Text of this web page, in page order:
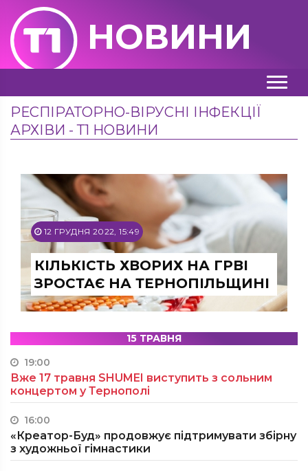
НОВИНИ
РЕСПІРАТОРНО-ВІРУСНІ ІНФЕКЦІЇ
АРХІВИ - Т1 НОВИНИ
12 ГРУДНЯ 2022, 15:49
КІЛЬКІСТЬ ХВОРИХ НА ГРВІ
ЗРОСТАЄ НА ТЕРНОПІЛЬЩИНІ
15 ТРАВНЯ
19:00
Вже 17 травня SHUMEI виступить з сольним
концертом у Тернополі
16:00
«Креатор-Буд» продовжує підтримувати збірну
з художньої гімнастики